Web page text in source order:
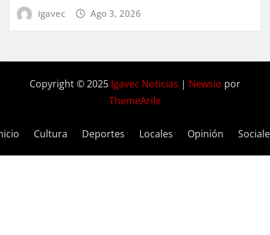
igavec Ago 3, 2026
Copyright © 2025 Igavec Noticias | Newsio por
ThemeArile
Cultura Deportes Locales Opinión